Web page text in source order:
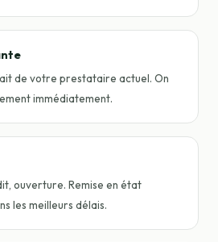
de votre prestataire actuel. On
immédiatement.
ouverture. Remise en état
les meilleurs délais.